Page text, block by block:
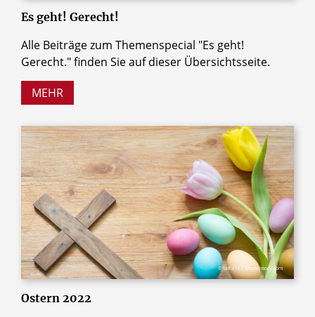
Es geht! Gerecht!
Alle Beiträge zum Themenspecial "Es geht!
Gerecht." finden Sie auf dieser Übersichtsseite.
MEHR
© udra11 / Shutterstock.com
Ostern 2022